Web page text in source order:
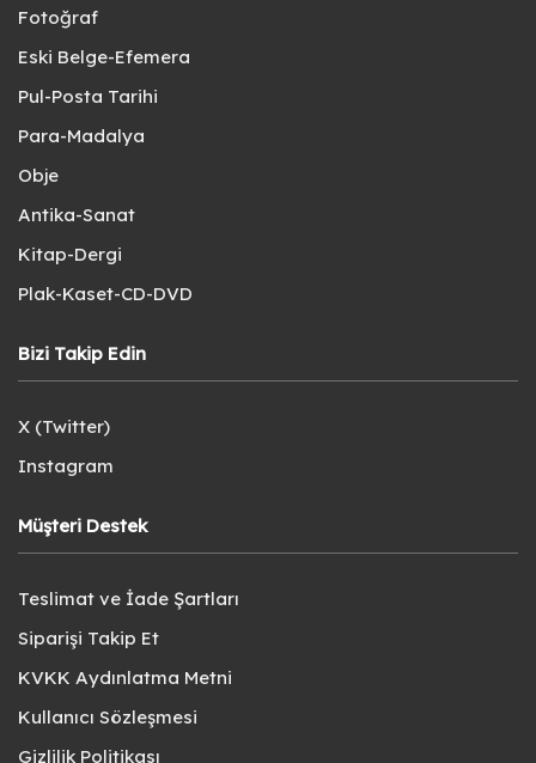
Fotoğraf
Eski Belge-Efemera
Pul-Posta Tarihi
Para-Madalya
Obje
Antika-Sanat
Kitap-Dergi
Plak-Kaset-CD-DVD
Bizi Takip Edin
X (Twitter)
Instagram
Müşteri Destek
Teslimat ve İade Şartları
Siparişi Takip Et
KVKK Aydınlatma Metni
Kullanıcı Sözleşmesi
Gizlilik Politikası